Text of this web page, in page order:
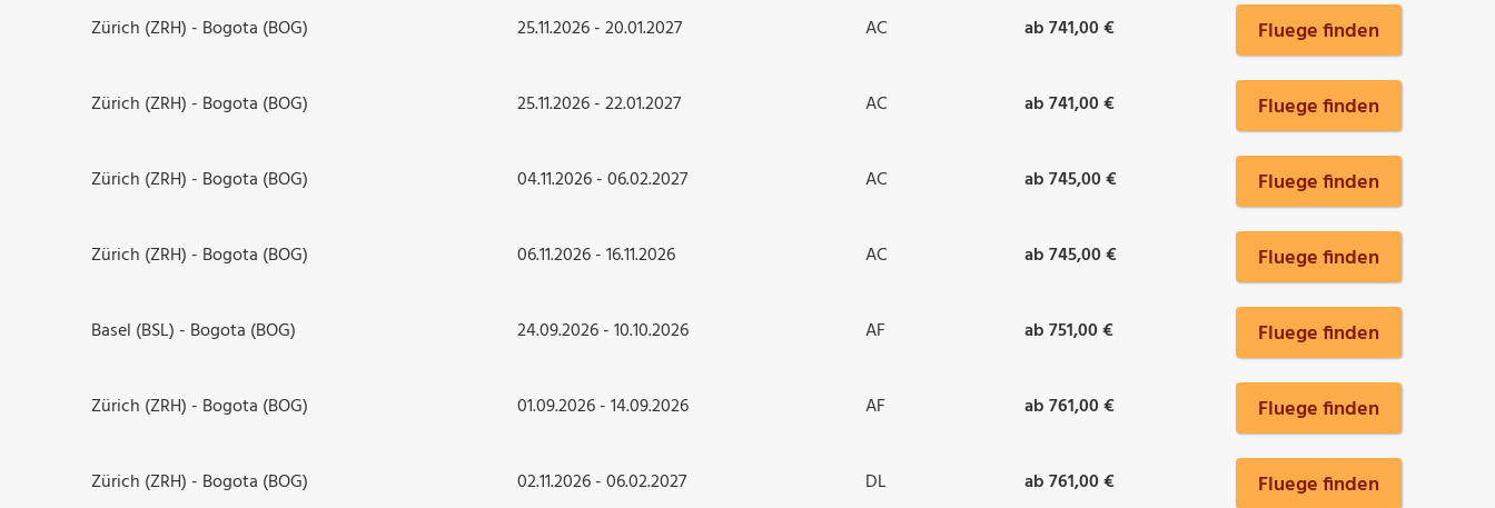
Zürich (ZRH) - Bogota (BOG) 25.11.2026 - 20.01.2027 AC ab 741,00 € Fluege finden
Zürich (ZRH) - Bogota (BOG) 25.11.2026 - 22.01.2027 AC ab 741,00 € Fluege finden
Zürich (ZRH) - Bogota (BOG) 04.11.2026 - 06.02.2027 AC ab 745,00 € Fluege finden
Zürich (ZRH) - Bogota (BOG) 06.11.2026 - 16.11.2026 AC ab 745,00 € Fluege finden
Basel (BSL) - Bogota (BOG) 24.09.2026 - 10.10.2026 AF ab 751,00 € Fluege finden
Zürich (ZRH) - Bogota (BOG) 01.09.2026 - 14.09.2026 AF ab 761,00 € Fluege finden
Zürich (ZRH) - Bogota (BOG) 02.11.2026 - 06.02.2027 DL ab 761,00 € Fluege finden